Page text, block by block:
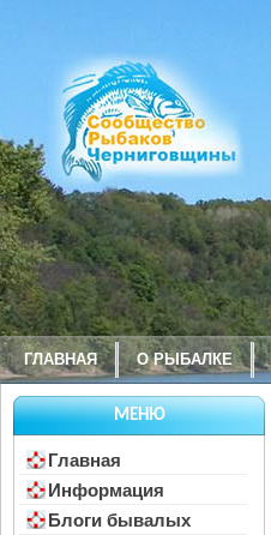
ГЛАВНАЯ О РЫБАЛКЕ
МЕНЮ
Главная
Информация
Блоги бывалых